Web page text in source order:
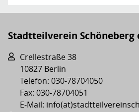
Stadtteilverein Schöneberg
Crellestraße 38
10827 Berlin
Telefon: 030-78704050
Fax: 030-78704051
E-Mail: